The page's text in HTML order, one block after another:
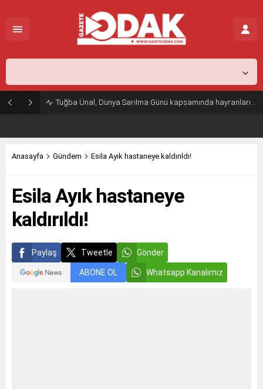
Tuğba Ünal, Dünya Sarılma Günü kapsamında hayranlarıyla buluştu
Anasayfa Gündem Esila Ayık hastaneye kaldırıldı!
Esila Ayık hastaneye
kaldırıldı!
Paylaş Tweetle Gönder
ABONE OL Whatsapp Kanalımız